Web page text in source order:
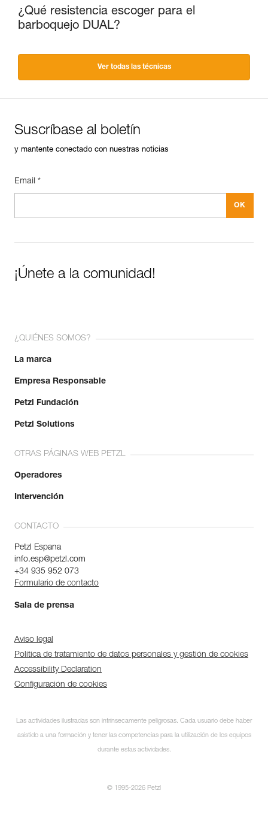
¿Qué resistencia escoger para el
barboquejo DUAL?
Ver todas las técnicas
Suscríbase al boletín
y mantente conectado con nuestras noticias
Email *
¡Únete a la comunidad!
¿QUIÉNES SOMOS?
La marca
Empresa Responsable
Petzl Fundación
Petzl Solutions
OTRAS PÁGINAS WEB PETZL
Operadores
Intervención
CONTACTO
Petzl Espana
info.esp@petzl.com
+34 935 952 073
Formulario de contacto
Sala de prensa
Aviso legal
Política de tratamiento de datos personales y gestión de cookies
Accessibility Declaration
Configuración de cookies
Las actividades ilustradas son intrínsecamente peligrosas. Cada usuario debe haber
asistido a una formación y tener las competencias para la utilización de los equipos
durante estas actividades.
© 1995-2026 Petzl